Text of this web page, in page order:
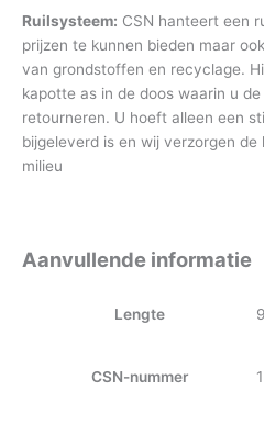
Ruilsysteem: CSN hanteert een
prijzen te kunnen bieden maar
van grondstoffen en recyclage.
kapotte as in de doos waarin u
retourneren. U hoeft alleen een
bijgeleverd is en wij verzorgen
milieu
Aanvullende informatie
Lengte
CSN-nummer